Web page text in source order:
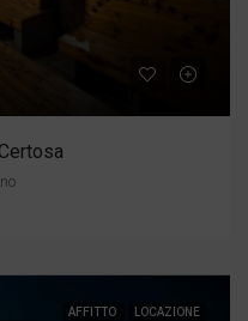
AFFITTO LOCAZIONE